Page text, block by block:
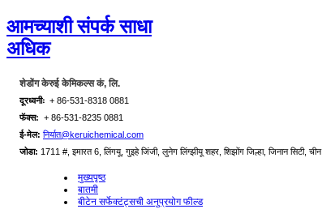
आमच्याशी संपर्क साधा
अधिक
शेडोंग केरुई केमिकल्स कं, लि.
दूरध्वनीः + 86-531-8318 0881
फॅक्स: + 86-531-8235 0881
ई-मेल: निर्यात@keruichemical.com
जोडा: 1711 #, इमारत 6, लिंगयू, गुइहे जिंजी, लुनेग लिंग्झीयू शहर, शिझोंग जिल्हा, जिनान सिटी, चीन
मुख्यपृष्ठ
बातमी
बीटेन सर्फेक्टंट्सची अनुप्रयोग फील्ड